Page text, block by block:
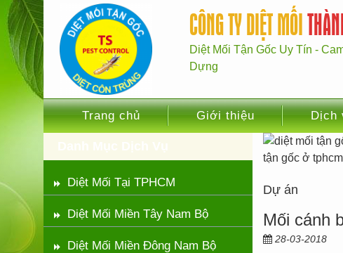
CÔNG TY DIỆT MỐI
Diệt Mối Tận Gốc Uy Tín -
Dựng
Trang chủ Giới thiệu Dịch
Dự án
Mối cánh
28-03-2018
Diệt Mối Tại TPHCM
Diệt Mối Miền Tây Nam Bộ
Diệt Mối Miền Đông Nam Bộ